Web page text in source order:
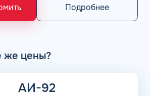
НПЗ, Саратовский НПЗ, Уфимский
АЗС Flash и АГЗС компании
Подробнее
же цены?
АИ-92